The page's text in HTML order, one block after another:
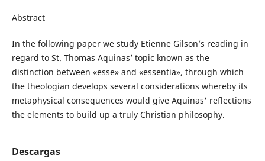
Abstract
In the following paper we study Etienne Gilson’s reading in
regard to St. Thomas Aquinas’ topic known as the
distinction between «esse» and «essentia», through which
the theologian develops several considerations whereby its
metaphysical consequences would give Aquinas' reflections
the elements to build up a truly Christian philosophy.
Descargas